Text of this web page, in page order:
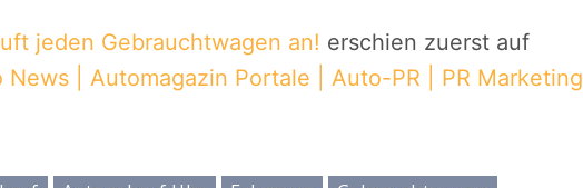
jeden Gebrauchtwagen an! erschien zuerst auf
| Automagazin Portale | Auto-PR | PR Marketing